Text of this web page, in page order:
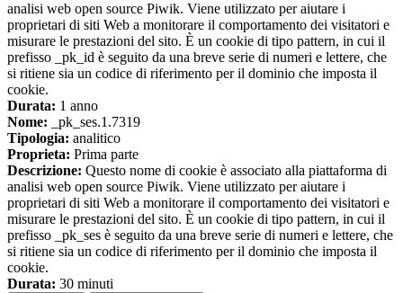
analisi web open source Piwik. Viene utilizzato per aiutare i
proprietari di siti Web a monitorare il comportamento dei visitatori e
misurare le prestazioni del sito. È un cookie di tipo pattern, in cui il
prefisso _pk_id è seguito da una breve serie di numeri e lettere, che
si ritiene sia un codice di riferimento per il dominio che imposta il
cookie.
Durata: 1 anno
Nome: _pk_ses.1.7319
Tipologia: analitico
Proprieta: Prima parte
Descrizione: Questo nome di cookie è associato alla piattaforma di
analisi web open source Piwik. Viene utilizzato per aiutare i
proprietari di siti Web a monitorare il comportamento dei visitatori e
misurare le prestazioni del sito. È un cookie di tipo pattern, in cui il
prefisso _pk_ses è seguito da una breve serie di numeri e lettere, che
si ritiene sia un codice di riferimento per il dominio che imposta il
cookie.
Durata: 30 minuti